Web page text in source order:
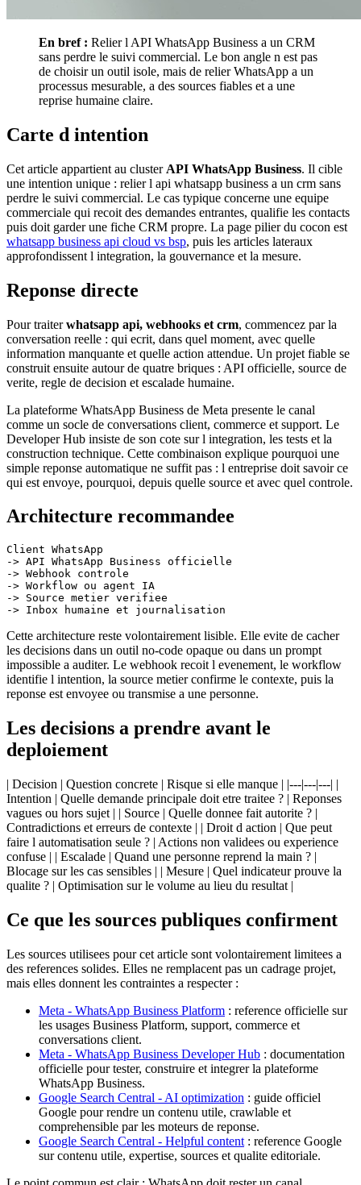
En bref : Relier l API WhatsApp Business a un CRM
sans perdre le suivi commercial. Le bon angle n est pas
de choisir un outil isole, mais de relier WhatsApp a un
processus mesurable, a des sources fiables et a une
reprise humaine claire.
Carte d intention
Cet article appartient au cluster API WhatsApp Business. Il cible
une intention unique : relier l api whatsapp business a un crm sans
perdre le suivi commercial. Le cas typique concerne une equipe
commerciale qui recoit des demandes entrantes, qualifie les contacts
puis doit garder une fiche CRM propre. La page pilier du cocon est
whatsapp business api cloud vs bsp, puis les articles lateraux
approfondissent l integration, la gouvernance et la mesure.
Reponse directe
Pour traiterwhatsapp api, webhooks et crm, commencez par la
conversation reelle : qui ecrit, dans quel moment, avec quelle
information manquante et quelle action attendue. Un projet fiable se
construit ensuite autour de quatre briques : API officielle, source de
verite, regle de decision et escalade humaine.
La plateforme WhatsApp Business de Meta presente le canal
comme un socle de conversations client, commerce et support. Le
Developer Hub insiste de son cote sur l integration, les tests et la
construction technique. Cette combinaison explique pourquoi une
simple reponse automatique ne suffit pas : l entreprise doit savoir ce
qui est envoye, pourquoi, depuis quelle source et avec quel controle.
Architecture recommandee
Client WhatsApp
-> API WhatsApp Business officielle
-> Webhook controle
-> Workflow ou agent IA
-> Source metier verifiee
Cette architecture reste volontairement lisible. Elle evite de cacher
les decisions dans un outil no-code opaque ou dans un prompt
impossible a auditer. Le webhook recoit l evenement, le workflow
identifie l intention, la source metier confirme le contexte, puis la
reponse est envoyee ou transmise a une personne.
Les decisions a prendre avant le
deploiement
| Decision | Question concrete | Risque si elle manque | |---|---|---| |
Intention | Quelle demande principale doit etre traitee ? | Reponses
vagues ou hors sujet | | Source | Quelle donnee fait autorite ? |
Contradictions et erreurs de contexte | | Droit d action | Que peut
faire l automatisation seule ? | Actions non validees ou experience
confuse | | Escalade | Quand une personne reprend la main ? |
Blocage sur les cas sensibles | | Mesure | Quel indicateur prouve la
qualite ? | Optimisation sur le volume au lieu du resultat |
Ce que les sources publiques confirment
Les sources utilisees pour cet article sont volontairement limitees a
des references solides. Elles ne remplacent pas un cadrage projet,
mais elles donnent les contraintes a respecter :
Meta - WhatsApp Business Platform : reference officielle sur
les usages Business Platform, support, commerce et
conversations client.
Meta - WhatsApp Business Developer Hub : documentation
officielle pour tester, construire et integrer la plateforme
WhatsApp Business.
Google Search Central - AI optimization : guide officiel
Google pour rendre un contenu utile, crawlable et
comprehensible par les moteurs de reponse.
Google Search Central - Helpful content : reference Google
sur contenu utile, expertise, sources et qualite editoriale.